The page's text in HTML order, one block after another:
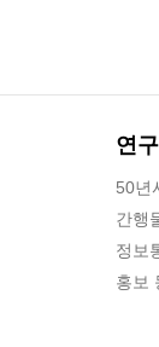
연
50년
간행
정보
홍보